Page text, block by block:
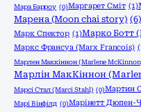
Мара Барроу (0)Маргарет Сміт (1)
Марена (Moon chai story)
Марк Спектор (1)Марко Ботт
Маркс Франсуа (Marx Francois)
Марлен Маккіннон (Marlene
Марлін МакКіннон
Марсі Стал (Marci Stahl) (0)Мартин
Марі Вінфілд (0)Марінетт Дюпен-